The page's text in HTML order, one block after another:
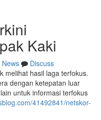
Kaki
News
Discuss
melihat hasil laga terfokus.
dengan ketepatan luar
untuk informasi terfokus
41492841/netskor-